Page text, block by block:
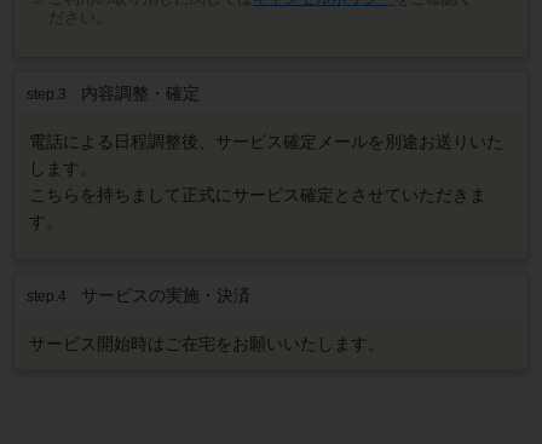
ださい。
step.3 内容調整・確定
電話による日程調整後、サービス確定メールを別途お送りいた
します。
こちらを持ちまして正式にサービス確定とさせていただきま
す。
step.4 サービスの実施・決済
サービス開始時はご在宅をお願いいたします。